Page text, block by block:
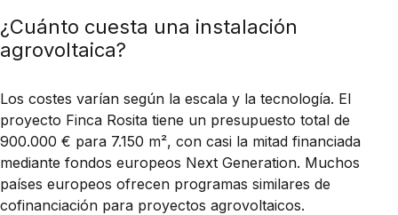
¿Cuánto cuesta una instalación
agrovoltaica?
Los costes varían según la escala y la tecnología. El
proyecto Finca Rosita tiene un presupuesto total de
900.000 € para 7.150 m², con casi la mitad financiada
mediante fondos europeos Next Generation. Muchos
países europeos ofrecen programas similares de
cofinanciación para proyectos agrovoltaicos.